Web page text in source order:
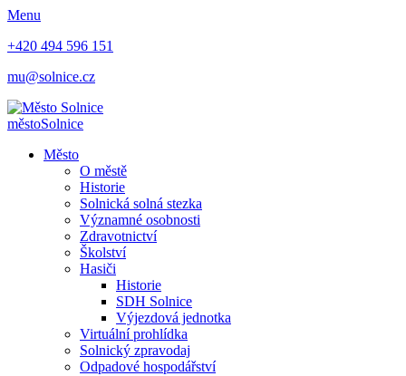
Menu
+420 494 596 151
mu@solnice.cz
městoSolnice
Město
O městě
Historie
Solnická solná stezka
Významné osobnosti
Zdravotnictví
Školství
Hasiči
Historie
SDH Solnice
Výjezdová jednotka
Virtuální prohlídka
Solnický zpravodaj
Odpadové hospodářství